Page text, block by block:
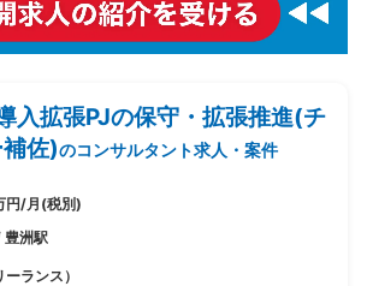
入拡張PJの保守・拡張推進(チ
佐)のコンサルタント求人・案件
円/月(税別)
豊洲駅
ランス）